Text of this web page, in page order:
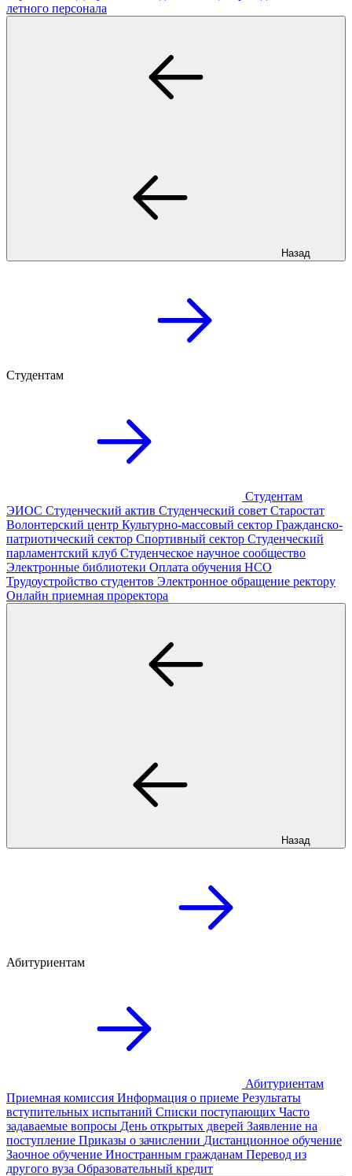
летного персонала
Назад
Студентам
Студентам
ЭИОС Студенческий актив Студенческий совет Старостат
Волонтерский центр Культурно-массовый сектор Гражданско-
патриотический сектор Спортивный сектор Студенческий
парламентский клуб Студенческое научное сообщество
Электронные библиотеки Оплата обучения НСО
Трудоустройство студентов Электронное обращение ректору
Онлайн приемная проректора
Назад
Абитуриентам
Абитуриентам
Приемная комиссия Информация о приеме Результаты
вступительных испытаний Списки поступающих Часто
задаваемые вопросы День открытых дверей Заявление на
поступление Приказы о зачислении Дистанционное обучение
Заочное обучение Иностранным гражданам Перевод из
другого вуза Образовательный кредит